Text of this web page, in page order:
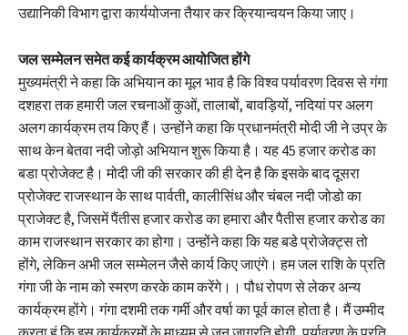
उद्यानिकी विभाग द्वारा कार्ययोजना तैयार कर क्रियान्वयन किया जाए।
जल सम्मेलन समेत कई कार्यक्रम आयोजित होंगे
मुख्यमंत्री ने कहा कि अभियान का मूल भाव है कि विश्व पर्यावरण दिवस से गंगा
दशहरा तक हमारी जल रचनाओं कुओं, तालाबों, बावड़ियों, नदियां पर अलग
अलग कार्यक्रम तय किए हैं। उन्होंने कहा कि प्रधानमंत्री मोदी जी ने उप्र के
साथ केन बेतवा नदी जोड़ो अभियान शुरू किया है। यह 45 हजार करोड का
बडा प्रोजेक्ट है। मोदी जी की सरकार की ही देन है कि इसके बाद दूसरा
प्रोजेक्ट राजस्थान के साथ पार्वती, कालीसिंध और चंबल नदी जोडो का
प्राजेक्ट है, जिसमें पैंतीस हजार करोड का हमारा और पैतीस हजार करोड का
काम राजस्थान सरकार का होगा। उन्होंने कहा कि यह बडे प्रोजेक्ट्स तो
होंगे, लेकिन अभी जल सम्मेलन जैसे कार्य किए जाएंगे। हम जल राशि के प्रति
गंगा जी के नाम को स्मरण करके काम करेंगे।। पौध रोपण से लेकर अन्य
कार्यक्रम होंगे। गंगा दशमी तक गर्मी और वर्षा का पूर्व काल होता है। मैं उम्मीद